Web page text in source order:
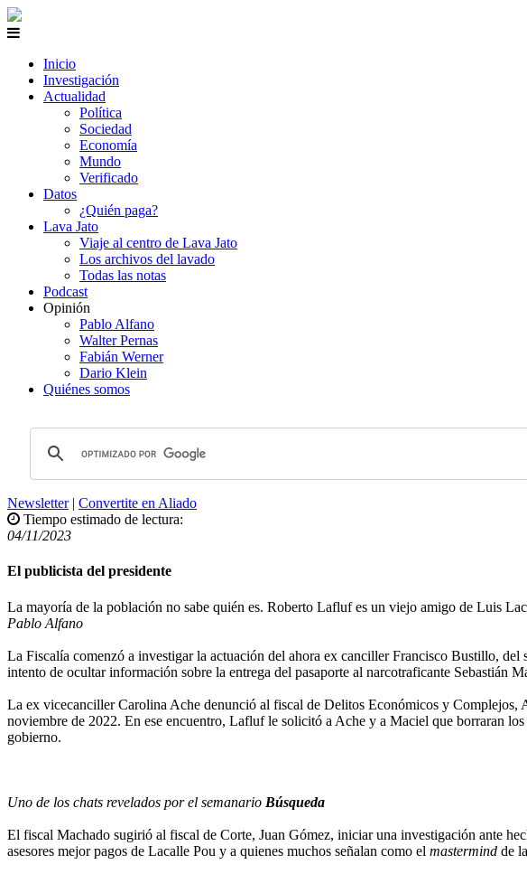
Inicio
Investigación
Actualidad
Política
Sociedad
Economía
Mundo
Verificado
Datos
¿Quién paga?
Lava Jato
Viaje al centro de Lava Jato
Los archivos del lavado
Todas las notas
Podcast
Opinión
Pablo Alfano
Walter Pernas
Fabián Werner
Dario Klein
Quiénes somos
Newsletter| Convertite en Aliado
Tiempo estimado de lectura:
04/11/2023
El publicista del presidente
La mayoría de la población no sabe quién es. Roberto Lafluf es un viejo amigo de Luis
Pablo Alfano
La Fiscalía comenzó a investigar la actuación del ahora ex canciller Francisco Bustillo,
intento de ocultar información sobre la entrega del pasaporte al narcotraficante Sebastián
La ex vicecanciller Carolina Ache denunció al fiscal de Delitos Económicos y
noviembre de 2022. En ese encuentro, Lafluf le solicitó a Ache y a Maciel que borraran
gobierno.
Uno de los chats revelados por el semanario Búsqueda
El fiscal Machado sugirió al fiscal de Corte, Juan Gómez, iniciar una investigación ante
asesores mejor pagos de Lacalle Pou y a quienes muchos señalan como el mastermind de